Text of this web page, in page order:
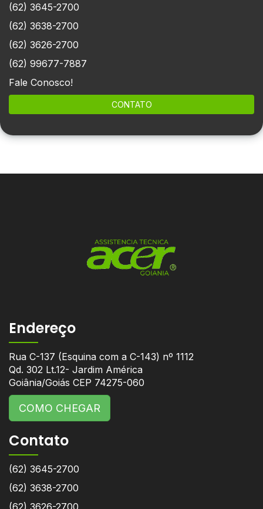
(62) 3645-2700
(62) 3638-2700
(62) 3626-2700
(62) 99677-7887
Fale Conosco!
CONTATO
Endereço
Rua C-137 (Esquina com a C-143) nº 1112
Qd. 302 Lt.12- Jardim América
Goiânia/Goiás CEP 74275-060
COMO CHEGAR
Contato
(62) 3645-2700
(62) 3638-2700
(62) 3626-2700